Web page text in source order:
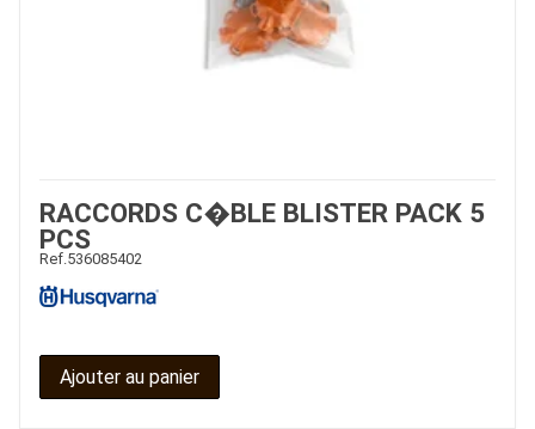
RACCORDS C�BLE BLISTER PACK 5
PCS
Ref. 536085402
Ajouter au panier